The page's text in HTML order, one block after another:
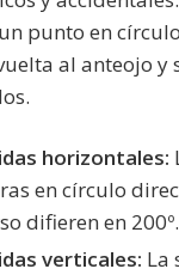
punto en
al anteojo y
horizontales:
en círculo
difieren en 200º.
verticales: La